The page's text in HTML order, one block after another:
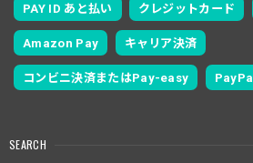
PAY ID あと払い クレジットカード
Amazon Pay キャリア決済
コンビニ決済またはPay-easy PayPal
SEARCH